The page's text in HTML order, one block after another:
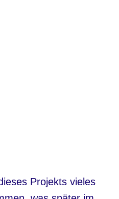
Projekts vieles